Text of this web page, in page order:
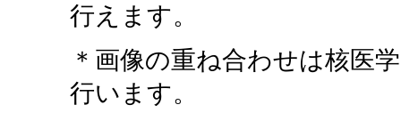
行えます。
＊画像の重ね合わせは核医
行います。